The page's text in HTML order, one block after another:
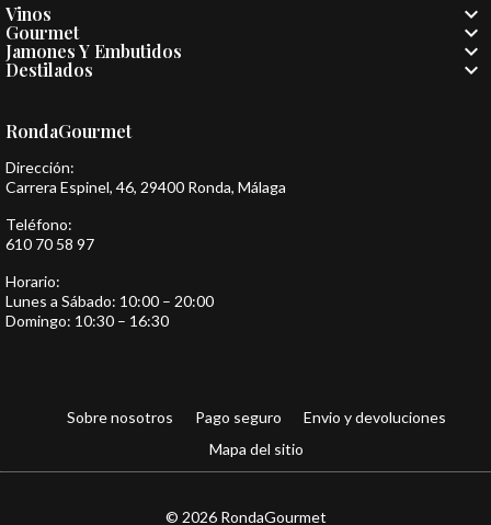
Vinos 
Gourmet 
Jamones Y Embutidos 
Destilados 
RondaGourmet
Dirección:
Carrera Espinel, 46, 29400 Ronda, Málaga
Teléfono:
610 70 58 97
Horario:
Lunes a Sábado: 10:00 – 20:00
Domingo: 10:30 – 16:30
Sobre nosotros Pago seguro
Envio y devoluciones
Mapa del sitio
© 2026 RondaGourmet